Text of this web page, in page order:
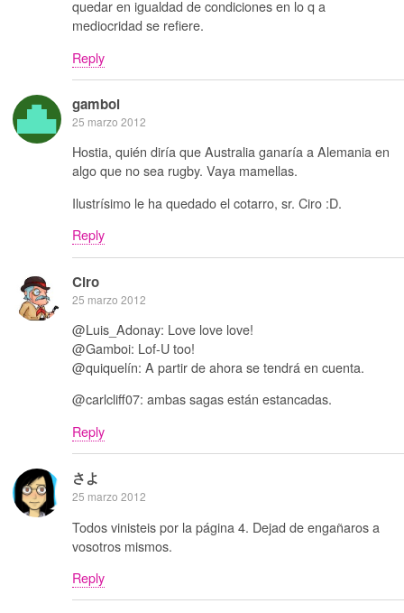
quedar en igualdad de condiciones en lo q a
mediocridad se refiere.
Reply
gamboi
25 marzo 2012
Hostia, quién diría que Australia ganaría a Alemania en
algo que no sea rugby. Vaya mamellas.
Ilustrísimo le ha quedado el cotarro, sr. Ciro :D.
Reply
Ciro
25 marzo 2012
@Luis_Adonay: Love love love!
@Gamboi: Lof-U too!
@quiquelín: A partir de ahora se tendrá en cuenta.
@carlcliff07: ambas sagas están estancadas.
Reply
さよ
25 marzo 2012
Todos vinisteis por la página 4. Dejad de engañaros a
vosotros mismos.
Reply